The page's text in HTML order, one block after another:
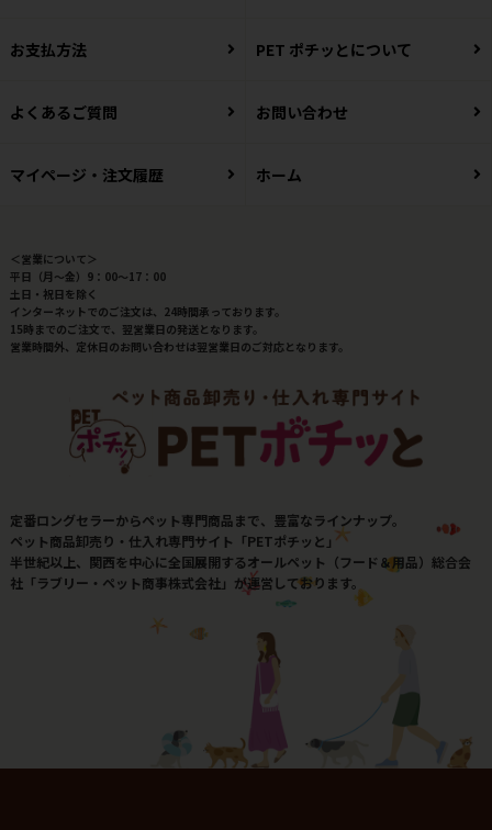
お支払方法 PET ポチッとについて
よくあるご質問 お問い合わせ
マイページ・注文履歴 ホーム
＜営業について＞
平日（月～金）9：00～17：00
土日・祝日を除く
インターネットでのご注文は、24時間承っております。
15時までのご注文で、翌営業日の発送となります。
営業時間外、定休日のお問い合わせは翌営業日のご対応となります。
定番ロングセラーからペット専門商品まで、豊富なラインナップ。
ペット商品卸売り・仕入れ専門サイト「PETポチッと」
半世紀以上、関西を中心に全国展開するオールペット（フード＆用品）総合会
社「ラブリー・ペット商事株式会社」が運営しております。